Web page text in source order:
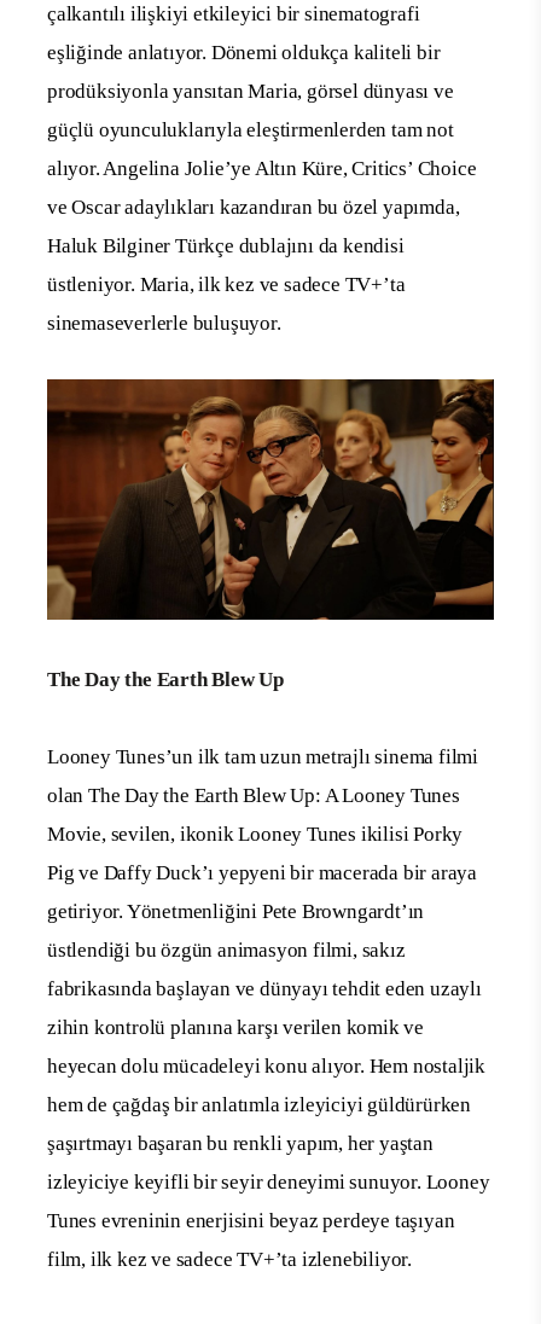
çalkantılı ilişkiyi etkileyici bir sinematografi
eşliğinde anlatıyor. Dönemi oldukça kaliteli bir
prodüksiyonla yansıtan Maria, görsel dünyası ve
güçlü oyunculuklarıyla eleştirmenlerden tam not
alıyor. Angelina Jolie’ye Altın Küre, Critics’ Choice
ve Oscar adaylıkları kazandıran bu özel yapımda,
Haluk Bilginer Türkçe dublajını da kendisi
üstleniyor. Maria, ilk kez ve sadece TV+’ta
sinemaseverlerle buluşuyor.
The Day the Earth Blew Up
Looney Tunes’un ilk tam uzun metrajlı sinema filmi
olan The Day the Earth Blew Up: A Looney Tunes
Movie, sevilen, ikonik Looney Tunes ikilisi Porky
Pig ve Daffy Duck’ı yepyeni bir macerada bir araya
getiriyor. Yönetmenliğini Pete Browngardt’ın
üstlendiği bu özgün animasyon filmi, sakız
fabrikasında başlayan ve dünyayı tehdit eden uzaylı
zihin kontrolü planına karşı verilen komik ve
heyecan dolu mücadeleyi konu alıyor. Hem nostaljik
hem de çağdaş bir anlatımla izleyiciyi güldürürken
şaşırtmayı başaran bu renkli yapım, her yaştan
izleyiciye keyifli bir seyir deneyimi sunuyor. Looney
Tunes evreninin enerjisini beyaz perdeye taşıyan
film, ilk kez ve sadece TV+’ta izlenebiliyor.